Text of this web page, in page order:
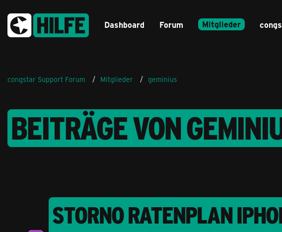
Dashboard Forum Mitglieder
congstar Support Forum Mitglieder geminius
BEITRÄGE VON
STORNO RATENPLAN